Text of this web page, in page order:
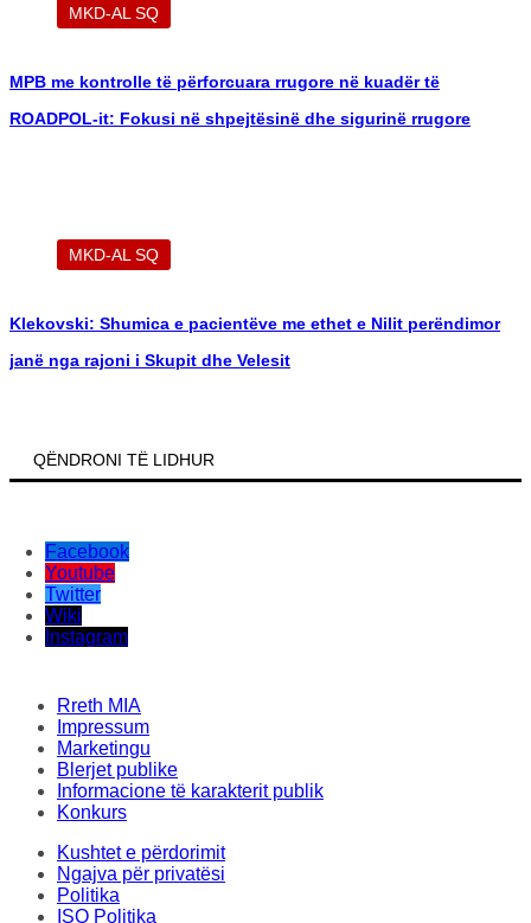
QËNDRONI TË LIDHUR
Facebook
Wiki
Instagram
Rreth MIA
Impressum
Blerjet publike
Informacione të karakterit publik
Konkurs